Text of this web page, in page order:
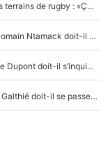
La raison d'être de Matthieu Jalibert en dehors des terrains de rugby : «Ça m'atteint autant que si tu touches à un membre de ma famille»
XV de France - Matthieu Jalibert a tout changé : Romain Ntamack doit-il s’inquiéter pour sa place à un an de la Coupe du monde ?
«Le XV de France est meilleur avec Lucu» : Antoine Dupont doit-il s’inquiéter pour sa place ?
Le XV de France a trouvé son remplaçant : Fabien Galthié doit-il se passer d'Antoine Dupont ?